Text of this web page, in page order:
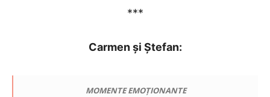
***
Carmen și Ștefan:
MOMENTE EMOȚIONANTE